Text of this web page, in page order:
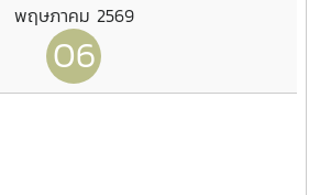
พฤษภาคม 2569
06